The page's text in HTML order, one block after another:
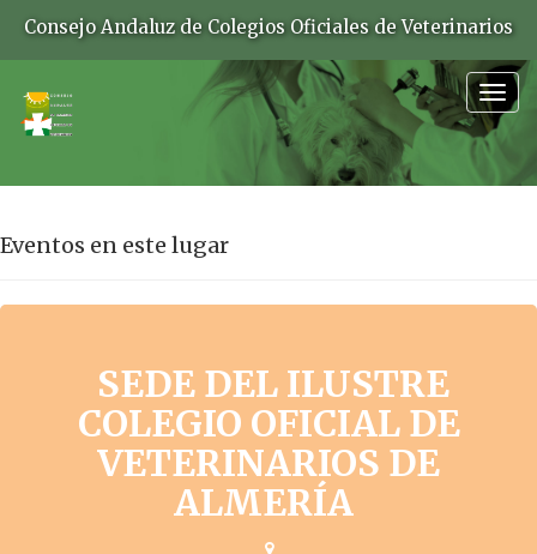
Consejo Andaluz de Colegios Oficiales de Veterinarios
Eventos en este lugar
SEDE DEL ILUSTRE
COLEGIO OFICIAL DE
VETERINARIOS DE
ALMERÍA